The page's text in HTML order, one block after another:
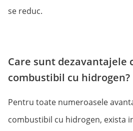
se reduc.
Care sunt dezavantajele
combustibil cu hidrogen?
Pentru toate numeroasele
combustibil cu hidrogen, exista